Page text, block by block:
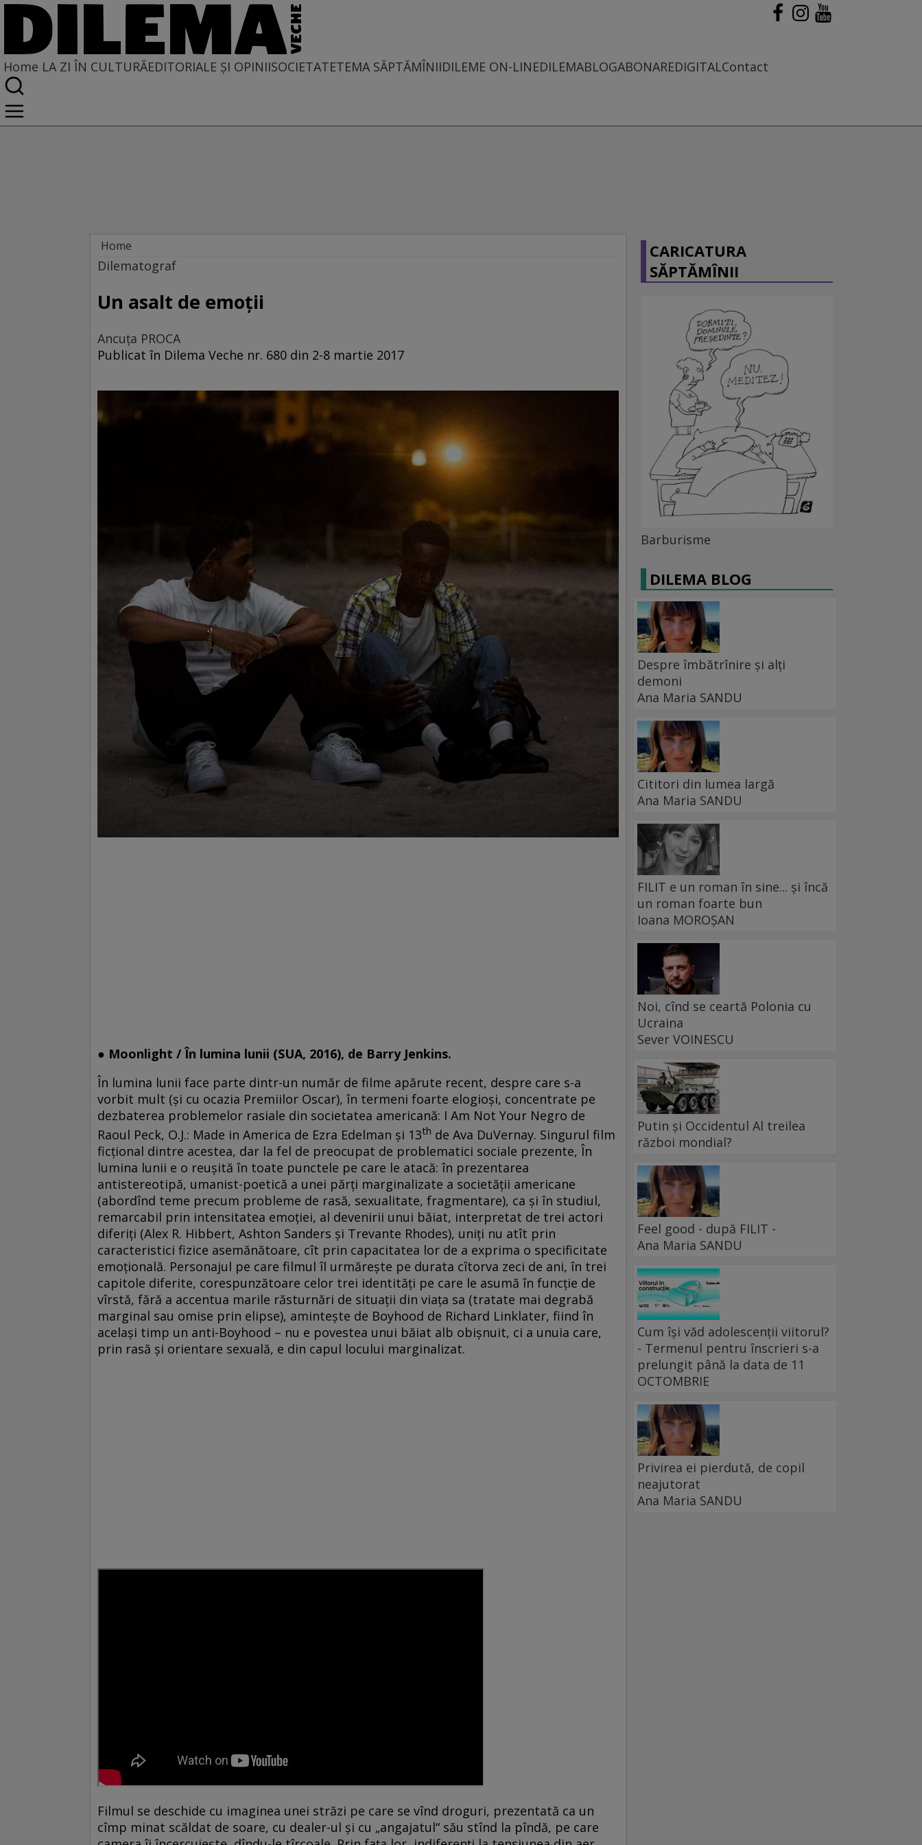
Home LA ZI ÎN CULTURĂEDITORIALE ȘI OPINIISOCIETATETEMA SĂPTĂMÎNIIDILEME ON-LINEDILEMABLOGABONAREDIGITALContact
Home
La zi în cultură
Dilematograf
Un asalt de emoţii
Ancuţa PROCA
Publicat în Dilema Veche nr. 680 din 2-8 martie 2017
● Moonlight / În lumina lunii (SUA, 2016), de Barry Jenkins.
În lumina lunii face parte dintr-un număr de filme apărute recent, despre care s-a
vorbit mult (şi cu ocazia Premiilor Oscar), în termeni foarte elogioşi, concentrate pe
dezbaterea problemelor rasiale din societatea americană: I Am Not Your Negro de
Raoul Peck, O.J.: Made in America de Ezra Edelman şi 13th de Ava DuVernay. Singurul film
ficţional dintre acestea, dar la fel de preocupat de problematici sociale prezente, În
lumina lunii e o reuşită în toate punctele pe care le atacă: în prezentarea
antistereotipă, umanist-poetică a unei părţi marginalizate a societăţii americane
(abordînd teme precum probleme de rasă, sexualitate, fragmentare), ca şi în studiul,
remarcabil prin intensitatea emoţiei, al devenirii unui băiat, interpretat de trei actori
diferiţi (Alex R. Hibbert, Ashton Sanders şi Trevante Rhodes), uniţi nu atît prin
caracteristici fizice asemănătoare, cît prin capacitatea lor de a exprima o specificitate
emoţională. Personajul pe care filmul îl urmăreşte pe durata cîtorva zeci de ani, în trei
capitole diferite, corespunzătoare celor trei identităţi pe care le asumă în funcţie de
vîrstă, fără a accentua marile răsturnări de situaţii din viaţa sa (tratate mai degrabă
marginal sau omise prin elipse), aminteşte de Boyhood de Richard Linklater, fiind în
acelaşi timp un anti-Boyhood – nu e povestea unui băiat alb obişnuit, ci a unuia care,
prin rasă şi orientare sexuală, e din capul locului marginalizat.
Filmul se deschide cu imaginea unei străzi pe care se vînd droguri, prezentată ca un
cîmp minat scăldat de soare, cu dealer-ul şi cu „angajatul“ său stînd la pîndă, pe care
CARICATURA
SĂPTĂMÎNII
Barburisme
DILEMA BLOG
Despre îmbătrînire și alți
demoni
Ana Maria SANDU
Cititori din lumea largă
Ana Maria SANDU
FILIT e un roman în sine... și încă
un roman foarte bun
Ioana MOROȘAN
Noi, cînd se ceartă Polonia cu
Ucraina
Sever VOINESCU
Putin și Occidentul Al treilea
război mondial?
Feel good - după FILIT -
Ana Maria SANDU
Cum își văd adolescenții viitorul?
- Termenul pentru înscrieri s-a
prelungit până la data de 11
OCTOMBRIE
Privirea ei pierdută, de copil
neajutorat
Ana Maria SANDU